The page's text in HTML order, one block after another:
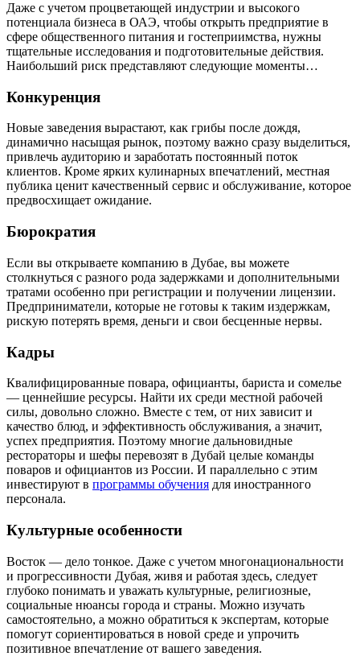
Даже с учетом процветающей индустрии и высокого
потенциала бизнеса в ОАЭ, чтобы открыть предприятие в
сфере общественного питания и гостеприимства, нужны
тщательные исследования и подготовительные действия.
Наибольший риск представляют следующие моменты…
Конкуренция
Новые заведения вырастают, как грибы после дождя,
динамично насыщая рынок, поэтому важно сразу выделиться,
привлечь аудиторию и заработать постоянный поток
клиентов. Кроме ярких кулинарных впечатлений, местная
публика ценит качественный сервис и обслуживание, которое
предвосхищает ожидание.
Бюрократия
Если вы открываете компанию в Дубае, вы можете
столкнуться с разного рода задержками и дополнительными
тратами особенно при регистрации и получении лицензии.
Предприниматели, которые не готовы к таким издержкам,
рискую потерять время, деньги и свои бесценные нервы.
Кадры
Квалифицированные повара, официанты, бариста и сомелье
— ценнейшие ресурсы. Найти их среди местной рабочей
силы, довольно сложно. Вместе с тем, от них зависит и
качество блюд, и эффективность обслуживания, а значит,
успех предприятия. Поэтому многие дальновидные
рестораторы и шефы перевозят в Дубай целые команды
поваров и официантов из России. И параллельно с этим
инвестируют в программы обучения для иностранного
персонала.
Культурные особенности
Восток — дело тонкое. Даже с учетом многонациональности
и прогрессивности Дубая, живя и работая здесь, следует
глубоко понимать и уважать культурные, религиозные,
социальные нюансы города и страны. Можно изучать
самостоятельно, а можно обратиться к экспертам, которые
помогут сориентироваться в новой среде и упрочить
позитивное впечатление от вашего заведения.